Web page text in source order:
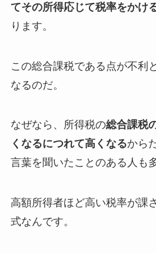
てその所得応じて税率をかけ
ります。
この総合課税である点が不利
なるのだ。
なぜなら、所得税の総合課税
くなるにつれて高くなるから
言葉を聞いたことのある人も
高額所得者ほど高い税率が課
式なんです。